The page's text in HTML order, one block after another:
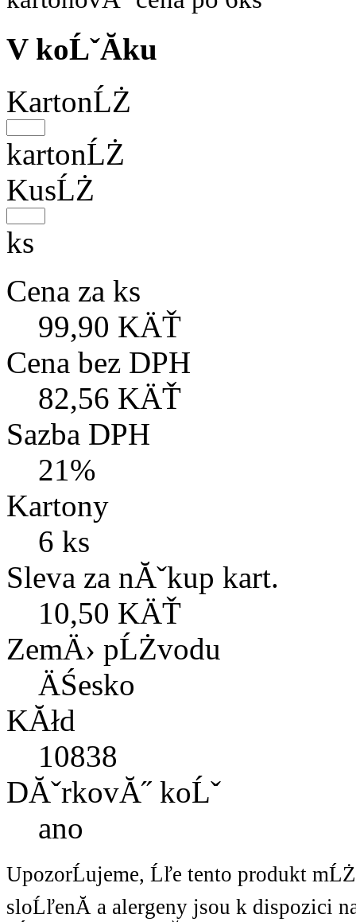
V koĹˇĂ­ku
KartonĹŻ
kartonĹŻ
KusĹŻ
ks
Cena za ks
99,90 KÄŤ
Cena bez DPH
82,56 KÄŤ
Sazba DPH
21%
Kartony
6 ks
Sleva za nĂˇkup kart.
10,50 KÄŤ
ZemÄ› pĹŻvodu
ÄŚesko
KĂłd
10838
DĂˇrkovĂ˝ koĹˇ
ano
UpozorĹujeme, Ĺľe tento produkt
sloĹľenĂ­ a alergeny jsou k dispozici